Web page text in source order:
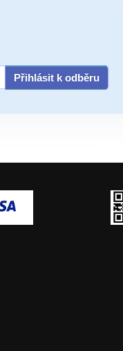
Přihlásit k odběru